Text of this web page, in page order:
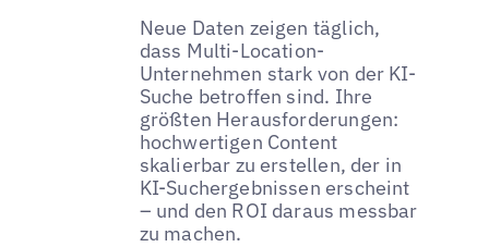
Neue Daten zeigen täglich,
dass Multi-Location-
Unternehmen stark von der KI-
Suche betroffen sind. Ihre
größten Herausforderungen:
hochwertigen Content
skalierbar zu erstellen, der in
KI-Suchergebnissen erscheint
– und den ROI daraus messbar
zu machen.